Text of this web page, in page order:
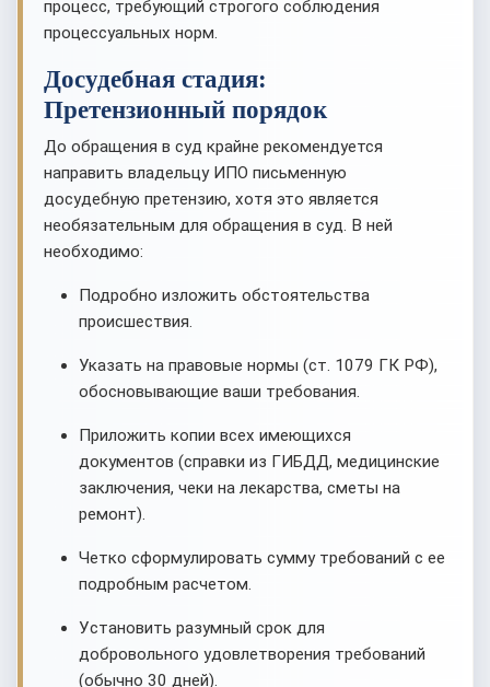
процесс, требующий строгого соблюдения
процессуальных норм.
Досудебная стадия:
Претензионный порядок
До обращения в суд крайне рекомендуется
направить владельцу ИПО письменную
досудебную претензию, хотя это является
необязательным для обращения в суд. В ней
необходимо:
Подробно изложить обстоятельства
происшествия.
Указать на правовые нормы (ст. 1079 ГК РФ),
обосновывающие ваши требования.
Приложить копии всех имеющихся
документов (справки из ГИБДД, медицинские
заключения, чеки на лекарства, сметы на
ремонт).
Четко сформулировать сумму требований с ее
подробным расчетом.
Установить разумный срок для
добровольного удовлетворения требований
(обычно 30 дней).